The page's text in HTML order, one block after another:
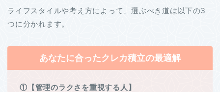
ライフスタイルや考え方によって、選ぶべき道は以下の3
つに分かれます。
あなたに合ったクレカ積立の最適解
①【管理のラクさを重視する人】